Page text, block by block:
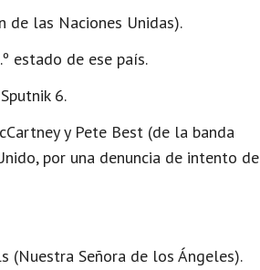
de las Naciones Unidas).
estado de ese país.
6.
y Pete Best (de la banda
por una denuncia de intento de
(Nuestra Señora de los Ángeles).